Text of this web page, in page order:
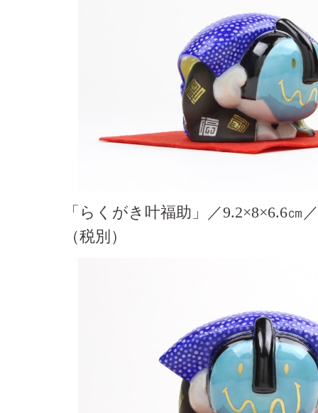
「らくがき叶福助」／9.2×8×6.6㎝
（税別）